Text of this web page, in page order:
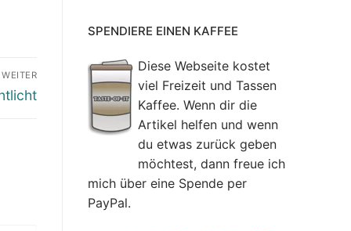
WEITER
SPENDIERE EINEN KAFFEE
Diese Webseite kostet
viel Freizeit und Tassen
Kaffee. Wenn dir die
Artikel helfen und wenn
du etwas zurück geben
möchtest, dann freue ich
mich über eine Spende per
PayPal.